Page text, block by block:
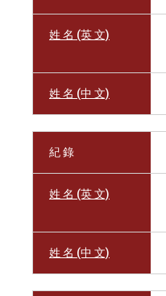
姓 名 (英 文)
姓 名 (中 文)
紀 錄
姓 名 (英 文)
姓 名 (中 文)